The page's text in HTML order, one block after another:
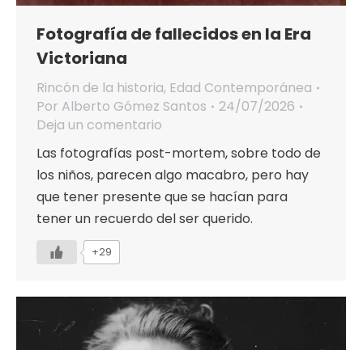
Fotografía de fallecidos en la Era
Victoriana
Rincón de la historia, Edad Contemporánea
Por Alberto Gómez Santos
24/07/2026
Deja un comentario
Las fotografías post-mortem, sobre todo de
los niños, parecen algo macabro, pero hay
que tener presente que se hacían para
tener un recuerdo del ser querido.
+29